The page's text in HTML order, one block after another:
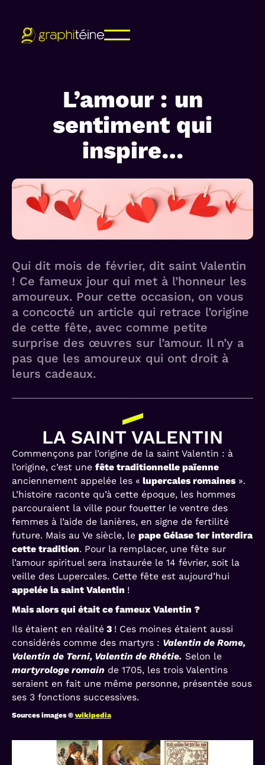
L’amour : un
sentiment qui
inspire…
Qui dit mois de février, dit saint Valentin
! Ce fameux jour qui met à l’honneur les
amoureux. Pour cette occasion, on vous
a concocté un article qui retrace l’origine
de cette fête, avec comme petite
surprise des œuvres sur l’amour. Il n’y a
pas que les amoureux qui ont droit à
leurs cadeaux.
LA SAINT VALENTIN
Commençons par l’origine de la saint Valentin : à
l’origine, c’est une fête traditionnelle païenne
anciennement appelée les « lupercales romaines».
L’histoire raconte qu’à cette époque, les hommes
parcouraient la ville pour fouetter le ventre des
femmes à l’aide de lanières, en signe de fertilité
future. Mais au Ve siècle, le pape Gélase 1er interdira
cette tradition. Pour la remplacer, une fête sur
l’amour spirituel sera instaurée le 14 février, soit la
veille des Lupercales. Cette fête est aujourd’hui
appelée la saint Valentin !
Mais alors qui était ce fameux Valentin ?
Ils étaient en réalité3 ! Ces moines étaient aussi
considérés comme des martyrs : Valentin de Rome,
Valentin de Terni, Valentin de Rhétie. Selon le
martyrologe romain de 1705, les trois Valentins
seraient en fait une même personne, présentée sous
ses 3 fonctions successives.
Sources images © wikipedia